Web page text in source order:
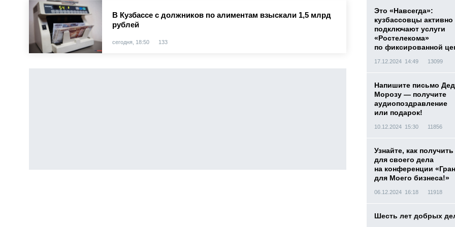
В Кузбассе с должников по алиментам взыскали 1,5 млрд
рублей
сегодня, 18:50 133
Это «Навсегда»:
кузбассовцы активно
подключают услуги
«Ростелекома»
по фиксированной
17.12.2024 14:49 13099
Напишите письмо
Морозу — получите
аудиопоздравление
или подарок!
10.12.2024 15:30 11856
Узнайте, как получить
для своего дела
на конференции
для Моего бизнеса!»
06.12.2024 16:18 11918
Шесть лет добрых